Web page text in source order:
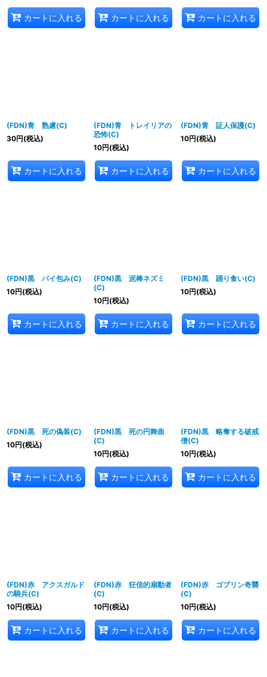
カートに入れる カートに入れる カートに入れる
(FDN)青 熟慮(C)
30円(税込)
カートに入れる
(FDN)青 トレイリアの
恐怖(C)
10円(税込)
カートに入れる
(FDN)青 証人保護(C)
10円(税込)
カートに入れる
(FDN)黒 パイ包み(C)
10円(税込)
カートに入れる
(FDN)黒 泥棒ネズミ
(C)
10円(税込)
カートに入れる
(FDN)黒 踊り食い(C)
10円(税込)
カートに入れる
(FDN)黒 死の偽装(C)
10円(税込)
カートに入れる
(FDN)黒 死の円舞曲
(C)
10円(税込)
カートに入れる
(FDN)黒 略奪する破戒
僧(C)
10円(税込)
カートに入れる
(FDN)赤 アクスガルド
の騎兵(C)
10円(税込)
カートに入れる
(FDN)赤 狂信的扇動者
(C)
10円(税込)
カートに入れる
(FDN)赤 ゴブリン奇襲
(C)
10円(税込)
カートに入れる